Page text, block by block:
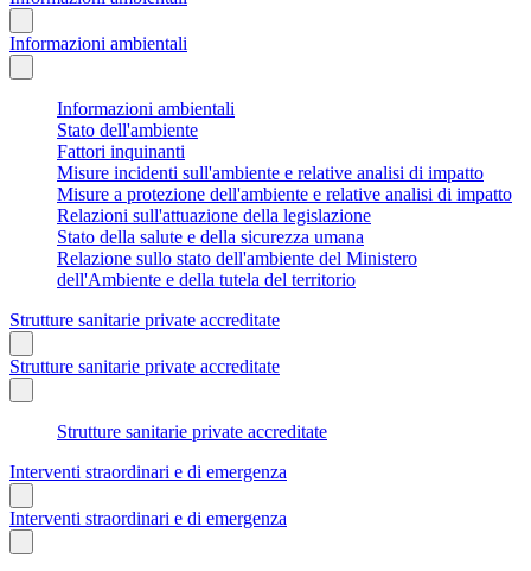
Informazioni ambientali
Informazioni ambientali
Stato dell'ambiente
Fattori inquinanti
Misure incidenti sull'ambiente e relative analisi di impatto
Misure a protezione dell'ambiente e relative analisi di impatto
Relazioni sull'attuazione della legislazione
Stato della salute e della sicurezza umana
Relazione sullo stato dell'ambiente del Ministero
dell'Ambiente e della tutela del territorio
Strutture sanitarie private accreditate
Strutture sanitarie private accreditate
Strutture sanitarie private accreditate
Interventi straordinari e di emergenza
Interventi straordinari e di emergenza